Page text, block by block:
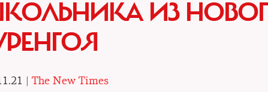
ИЗ
| The New Times